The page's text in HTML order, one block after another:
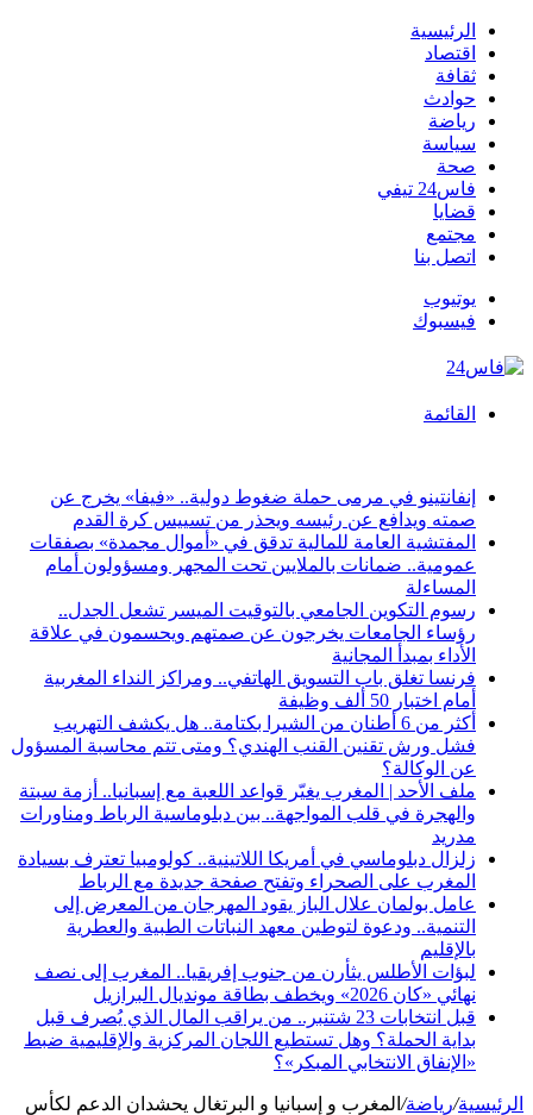
الرئيسية
اقتصاد
ثقافة
حوادث
رياضة
سياسة
صحة
فاس24 تيفي
قضايا
مجتمع
اتصل بنا
يوتيوب
فيسبوك
القائمة
إنفانتينو في مرمى حملة ضغوط دولية.. «فيفا» يخرج عن
صمته ويدافع عن رئيسه ويحذر من تسييس كرة القدم
المفتشية العامة للمالية تدقق في «أموال مجمدة» بصفقات
عمومية.. ضمانات بالملايين تحت المجهر ومسؤولون أمام
المساءلة
رسوم التكوين الجامعي بالتوقيت الميسر تشعل الجدل..
رؤساء الجامعات يخرجون عن صمتهم ويحسمون في علاقة
الأداء بمبدأ المجانية
فرنسا تغلق باب التسويق الهاتفي.. ومراكز النداء المغربية
أمام اختبار 50 ألف وظيفة
أكثر من 6 أطنان من الشيرا بكتامة.. هل يكشف التهريب
فشل ورش تقنين القنب الهندي؟ ومتى تتم محاسبة المسؤول
عن الوكالة؟
ملف الأحد | المغرب يغيّر قواعد اللعبة مع إسبانيا.. أزمة سبتة
والهجرة في قلب المواجهة.. بين دبلوماسية الرباط ومناورات
مدريد
زلزال دبلوماسي في أمريكا اللاتينية.. كولومبيا تعترف بسيادة
المغرب على الصحراء وتفتح صفحة جديدة مع الرباط
عامل بولمان علال الباز يقود المهرجان من المعرض إلى
التنمية.. ودعوة لتوطين معهد النباتات الطبية والعطرية
بالإقليم
لبؤات الأطلس يثأرن من جنوب إفريقيا.. المغرب إلى نصف
نهائي «كان 2026» ويخطف بطاقة مونديال البرازيل
قبل انتخابات 23 شتنبر.. من يراقب المال الذي يُصرف قبل
بداية الحملة؟ وهل تستطيع اللجان المركزية والإقليمية ضبط
«الإنفاق الانتخابي المبكر»؟
الرئيسية/رياضة/ المغرب و إسبانيا و البرتغال يحشدان الدعم لكأس